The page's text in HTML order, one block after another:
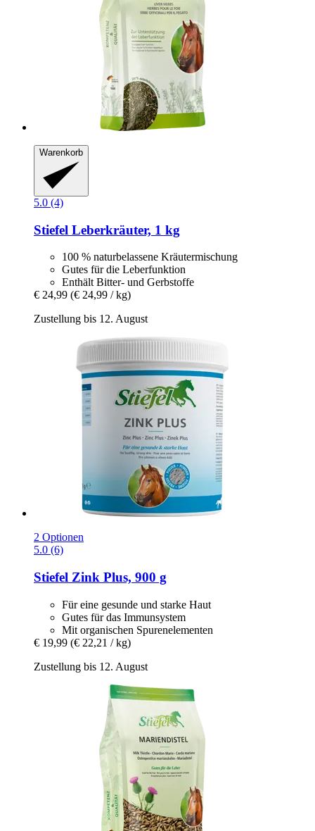
Warenkorb
5.0 (4)
Stiefel Leberkräuter, 1 kg
100 % naturbelassene Kräutermischung
Gutes für die Leberfunktion
Enthält Bitter- und Gerbstoffe
€ 24,99 (€ 24,99 / kg)
Zustellung bis 12. August
2 Optionen
5.0 (6)
Stiefel Zink Plus, 900 g
Für eine gesunde und starke Haut
Gutes für das Immunsystem
Mit organischen Spurenelementen
€ 19,99 (€ 22,21 / kg)
Zustellung bis 12. August